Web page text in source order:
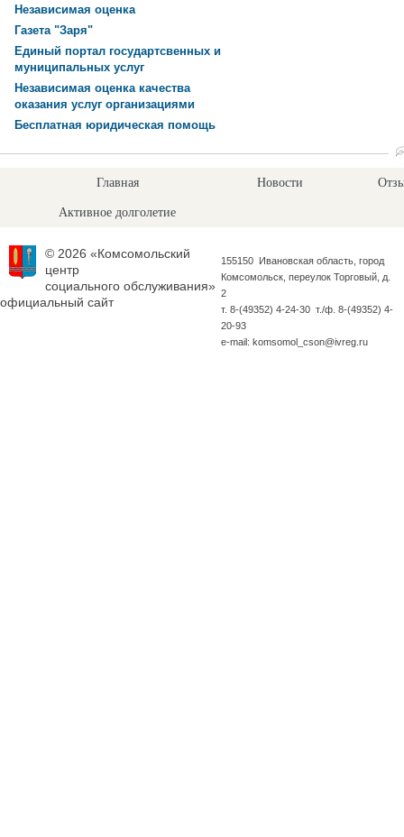
Независимая оценка
Газета "Заря"
Единый портал государтсвенных и
муниципальных услуг
Независимая оценка качества
оказания услуг организациями
Бесплатная юридическая помощь
Главная Новости
Активное долголетие
© 2026 «Комсомольский
центр
социального обслуживания»
официальный сайт
155150 Ивановская область, город
Комсомольск, переулок Торговый, д.
2
т. 8-(49352) 4-24-30 т./ф. 8-(49352) 4-
20-93
e-mail: komsomol_cson@ivreg.ru